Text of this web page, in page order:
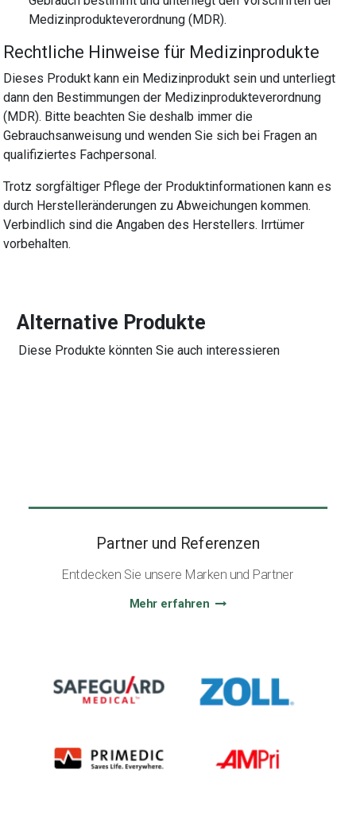
Medizinprodukteverordnung (MDR).
Rechtliche Hinweise für Medizinprodukte
Dieses Produkt kann ein Medizinprodukt sein und unterliegt
dann den Bestimmungen der Medizinprodukteverordnung
(MDR). Bitte beachten Sie deshalb immer die
Gebrauchsanweisung und wenden Sie sich bei Fragen an
qualifiziertes Fachpersonal.
Trotz sorgfältiger Pflege der Produktinformationen kann es
durch Herstelleränderungen zu Abweichungen kommen.
Verbindlich sind die Angaben des Herstellers. Irrtümer
vorbehalten.
Alternative Produkte
Diese Produkte könnten Sie auch interessieren
Partner und Referenzen
Entdecken Sie unsere Marken und Partner
Mehr erfahren